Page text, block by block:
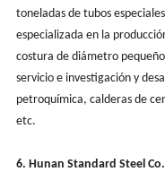
toneladas de tubos
especializada en la
costura de diámetro
servicio e investigación y
petroquímica, calderas de
etc.
6. Hunan Standard Steel